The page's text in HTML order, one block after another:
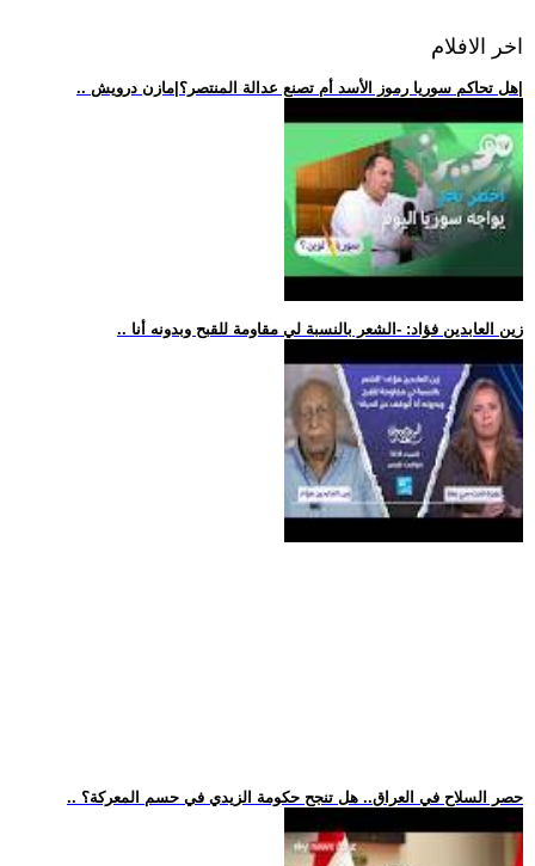
اخر الافلام
.. زين العابدين فؤاد: -الشعر بالنسبة لي مقاومة للقبح وبدونه أنا
.. حصر السلاح في العراق.. هل تنجح حكومة الزيدي في حسم المعركة؟